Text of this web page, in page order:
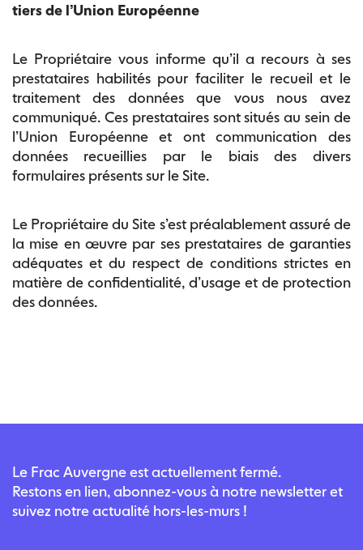
tiers de l’Union Européenne
Le Propriétaire vous informe qu’il a recours à ses
prestataires habilités pour faciliter le recueil et le
traitement des données que vous nous avez
communiqué. Ces prestataires sont situés au sein de
l’Union Européenne et ont communication des
données recueillies par le biais des divers
formulaires présents sur le Site.
Le Propriétaire du Site s’est préalablement assuré de
la mise en œuvre par ses prestataires de garanties
adéquates et du respect de conditions strictes en
matière de confidentialité, d’usage et de protection
des données.
Le Frac Auvergne est actuellement fermé.
Restons en lien, abonnez-vous à notre newsletter et
suivez notre actualité hors-les-murs !